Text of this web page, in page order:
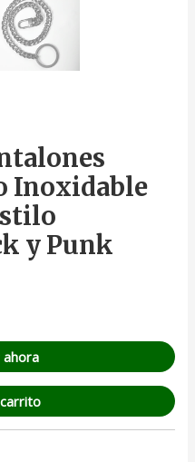
Inoxidable
y Punk